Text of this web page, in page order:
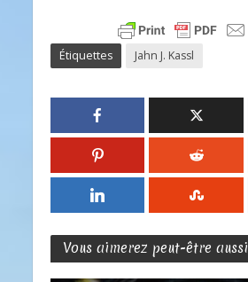
Étiquettes Jahn J. Kassl
Vous aimerez peut-être aussi